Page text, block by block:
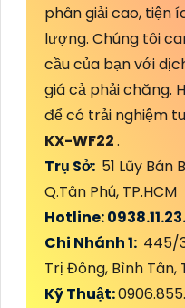
phân giải cao, tiện
lượng. Chúng tôi
cầu của bạn với
giá cả phải chăng.
để có trải nghiệm
KX-WF22.
Trụ Sở: 51 Lũy Bán
Q.Tân Phú, TP.HCM
Hotline:
Chi Nhánh 1: 445/
Trị Đông, Bình Tân,
Kỹ Thuật: